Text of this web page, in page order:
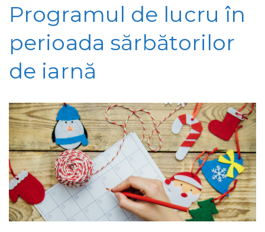
Programul de lucru în
perioada sărbătorilor
de iarnă